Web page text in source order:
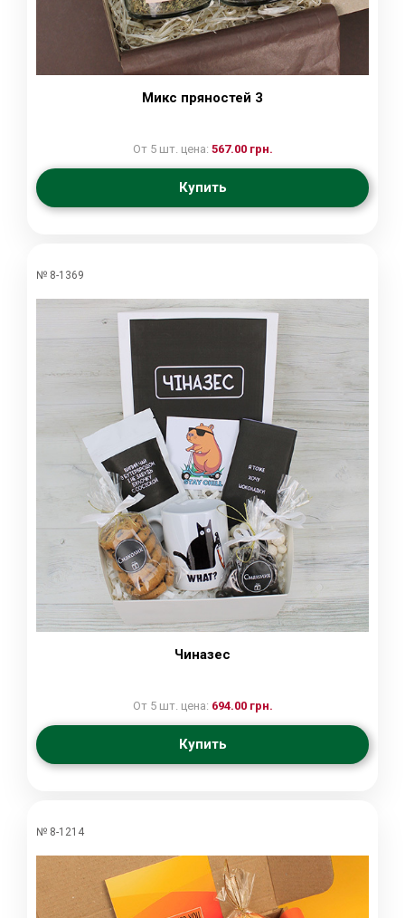
Микс пряностей 3
От 5 шт. цена: 567.00 грн.
Купить
№ 8-1369
Чиназес
От 5 шт. цена: 694.00 грн.
Купить
№ 8-1214